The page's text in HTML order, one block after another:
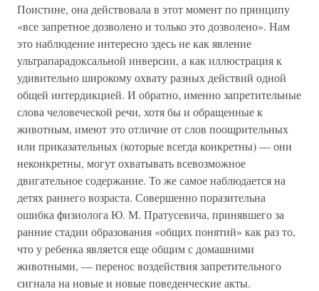
Поистине, она действовала в этот момент по принципу
«все запретное дозволено и только это дозволено». Нам
это наблюдение интересно здесь не как явление
ультрапарадоксальной инверсии, а как иллюстрация к
удивительно широкому охвату разных действий одной
общей интердикцией. И обратно, именно запретительные
слова человеческой речи, хотя бы и обращенные к
животным, имеют это отличие от слов поощрительных
или приказательных (которые всегда конкретны) — они
неконкретны, могут охватывать всевозможное
двигательное содержание. То же самое наблюдается на
детях раннего возраста. Совершенно поразительна
ошибка физиолога Ю. М. Пратусевича, принявшего за
ранние стадии образования «общих понятий» как раз то,
что у ребенка является еще общим с домашними
животными, — перенос воздействия запретительного
сигнала на новые и новые поведенческие акты.